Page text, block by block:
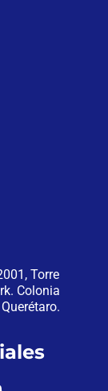
Torre
Colonia